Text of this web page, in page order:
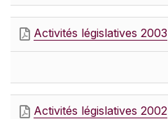
Activités législatives 2003
Activités législatives 2002